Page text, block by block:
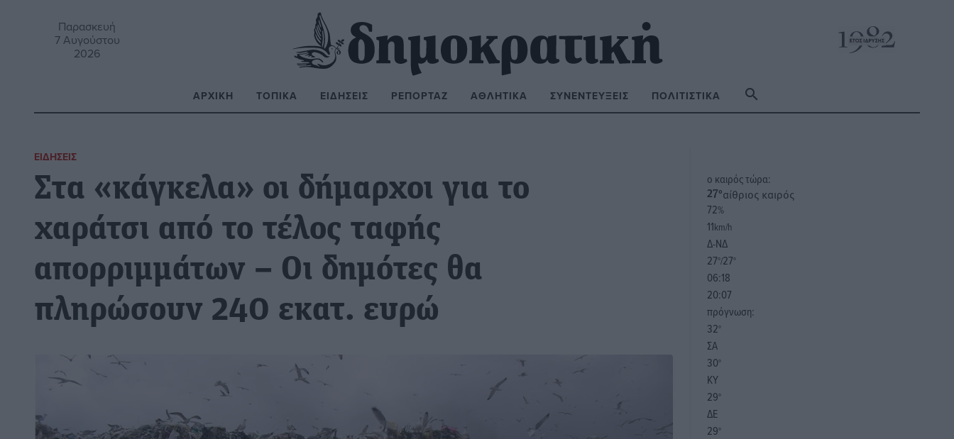
Παρασκευή
7 Αυγούστου
2026
ΑΡΧΙΚΉ ΤΟΠΙΚΆ ΕΙΔΉΣΕΙΣ ΡΕΠΟΡΤΆΖ ΑΘΛΗΤΙΚΆ ΣΥΝΕΝΤΕΎΞΕΙΣ ΠΟΛΙΤΙΣΤΙΚΆ
ΕΙΔΉΣΕΙΣ
Στα «κάγκελα» οι δήμαρχοι για το
χαράτσι από το τέλος ταφής
απορριμμάτων – Οι δημότες θα
πληρώσουν 240 εκατ. ευρώ
o καιρός τώρα:
27°αίθριος καιρός
72%
11km/h
Δ-ΝΔ
27°/27°
06:18
20:07
πρόγνωση:
32°
ΣΑ
30°
ΚΥ
29°
ΔΕ
29°